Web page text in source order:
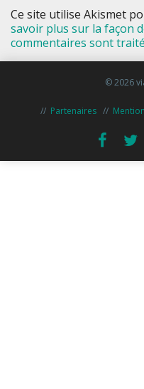
Ce site utilise Akismet
savoir plus sur la façon
commentaires sont
© 2026
Partenaires